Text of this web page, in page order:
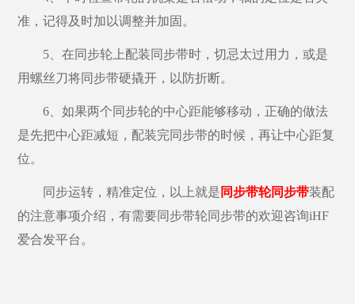
准，记得及时加以调整并加固。
5、在同步轮上配装同步带时，切忌太过用力，或是
用螺丝刀将同步带硬撬开，以防折断。
6、如果两个同步轮的中心距能够移动，正确的做法
是先把中心距减短，配装完同步带的时候，再让中心距复
位。
同步运转，精准定位，以上就是 同步带轮同步带装配
的注意事项介绍，有需要同步带轮同步带的欢迎咨询iHF
爱合发平台。